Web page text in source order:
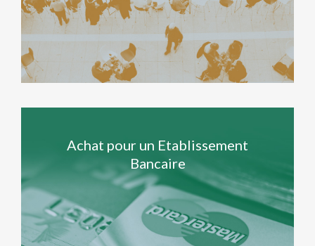
Achat pour un Etablissement
Bancaire